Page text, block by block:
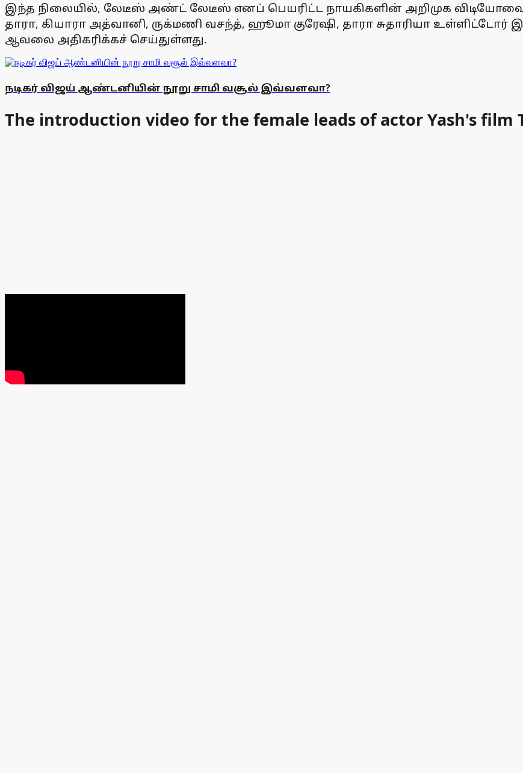
இந்த நிலையில், லேடீஸ் அண்ட் லேடீஸ் எனப் பெயரிட்ட நாயகிகளின் அறிமுக
தாரா, கியாரா அத்வானி, ருக்மணி வசந்த், ஹூமா குரேஷி, தாரா சுதாரியா
ஆவலை அதிகரிக்கச் செய்துள்ளது.
நடிகர் விஜய் ஆண்டனியின் நூறு சாமி வசூல் இவ்வளவா?
The introduction video for the female leads of actor Yash's film